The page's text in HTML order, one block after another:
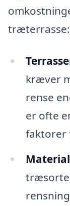
træterrasse:
kræver
rense
er ofte
faktorer